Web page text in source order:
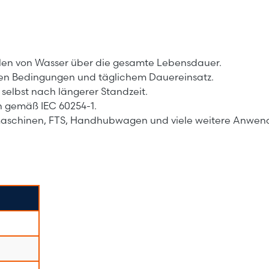
von Wasser über die gesamte Lebensdauer.
Bedingungen und täglichem Dauereinsatz.
nach längerer Standzeit.
gemäß IEC 60254-1.
FTS, Handhubwagen und viele weitere